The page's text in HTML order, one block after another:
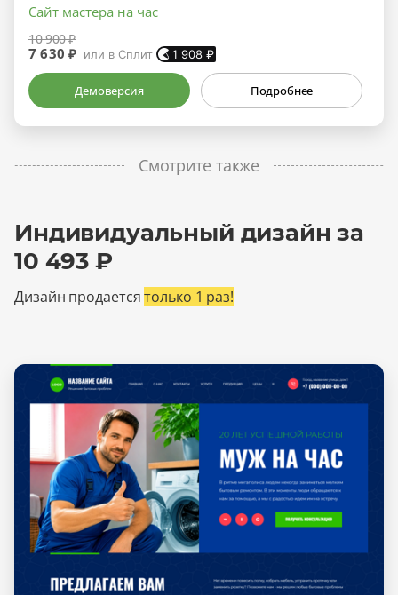
Сайт мастера на час
10 900 ₽
7 630 ₽ или в Сплит 1 908 ₽
Демоверсия Подробнее
Смотрите также
Индивидуальный дизайн за
10 493 ₽
Дизайн продаетсятолько 1 раз!